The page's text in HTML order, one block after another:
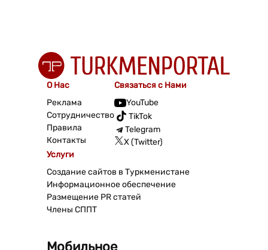
О Нас
Реклама
Сотрудничество
Правила
Контакты
Связаться с Нами
YouTube
TikTok
Telegram
X (Twitter)
Услуги
Создание сайтов в Туркменистане
Информационное обеспечение
Размещение PR статей
Члены СППТ
Мобильное